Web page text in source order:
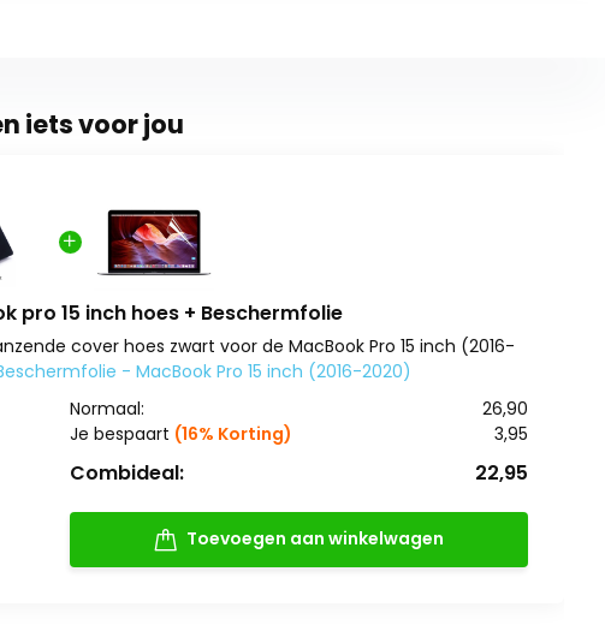
iets voor jou
pro 15 inch hoes + Beschermfolie
cover hoes zwart voor de MacBook Pro 15 inch (2016-
- MacBook Pro 15 inch (2016-2020)
Normaal:
26,90
Je bespaart (16% Korting) 3,95
Combideal: 22,95
Toevoegen aan winkelwagen